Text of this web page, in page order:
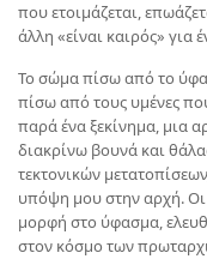
που ετοιμάζεται,
άλλη «είναι καιρός» για
Το σώμα πίσω από το
πίσω από τους υμένες
παρά ένα ξεκίνημα, μια
διακρίνω βουνά και
τεκτονικών
υπόψη μου στην αρχή. Οι
μορφή στο ύφασμα,
στον κόσμο των